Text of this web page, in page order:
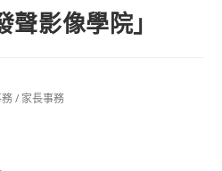
聲影像學院」
/ 家長事務